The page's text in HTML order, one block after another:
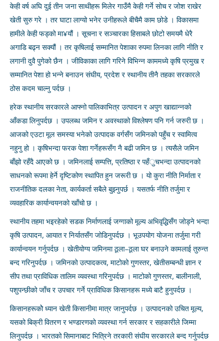
केही वर्ष अघि दुई तीन जना साथीहरू मिलेर गाउँमै केही गर्ने सोच र जोश राखेर
खेती सुरु गरे । तर घाटा लाग्यो भनेर उनीहरूले बीचैमै काम छोडे । विकासमा
हामीले केही फड्को मा¥यौं । सूचना र सञ्चारका हिसाबले छोटो समयमै धेरै
अगाडि बढ्न सक्यौं । तर कृषिलाई सम्मानित पेशाका रुपमा लिनका लागि नीति र
लगानी दुवै पुगेको छैन । जीविकाका लागि गरिने विभिन्न काममध्ये कृषि प्रमुख र
सम्मानित पेशा हो भन्ने बनाउन संघीय, प्रदेश र स्थानीय तीनै तहका सरकारले
ठोस कदम चाल्नु पर्दछ ।
हरेक स्थानीय सरकारले आफ्नो पालिकाभित्र उत्पादन र अपुग खाद्यान्नको
आँकडा लिनुपर्दछ । उपलब्ध जमिन र अवस्थाको विश्लेषण पनि गर्न जरुरी छ ।
आजको एउटा मूल समस्या भनेको उत्पादक वर्गसँग जमिनको पहुँच र स्वामित्व
नहुनु हो । कृषिभन्दा फरक पेशा गर्नेहरूसँग नै बढी जमिन छ । त्यसैले जमिन
बाँझो रहँदै आएको छ । जमिनलाई सम्पत्ति, प्रतिष्ठा र पहँुचभन्दा उत्पादनको
साधनको रूपमा हेर्ने दृष्टिकोण स्थापित हुन जरूरी छ । यो कुरा नीति निर्माता र
राजनीतिक दलका नेता, कार्यकर्ता सबैले बुझ्नुपर्छ । यसतर्फ नीति तर्जुमा र
व्यवहारिक कार्यान्वयनको खाँचो छ ।
स्थानीय तहमा भइरहेको सडक निर्माणलाई जग्गाको मूल्य अभिवृद्धिसँग जोड्ने भन्दा
कृषि उत्पादन, आयात र निर्यातसँग जोडिनुपर्दछ । भूउपयोग योजना तर्जुमा गरी
कार्यान्वयन गर्नुपर्दछ । खेतीयोग्य जमिनमा ठूला–ठूला घर बनाउने कामलाई तुरुन्त
बन्द गरिनुपर्दछ । जमिनको उत्पादकत्व, माटोको गुणस्तर, खेतीसम्बन्धी ज्ञान र
सीप तथा प्राविधिक तालिम व्यवस्था गरिनुपर्दछ । माटोको गुणस्तर, बालीनाली,
पशुपन्छीको जाँच र उपचार गर्ने प्राविधिक किसानहरू मध्ये बाटै हुनुपर्दछ ।
किसानहरूकोे ध्यान खेती किसानीमा मात्र जानुपर्दछ । उत्पादनको उचित मूल्य,
यसको बिक्री वितरण र भण्डारणको व्यवस्था गर्न सरकार र सहकारीले जिम्मा
लिनुपर्दछ । भारतको सिमानाबाट भित्रिने तरकारी संघीय सरकारले बन्द गर्नुपर्दछ